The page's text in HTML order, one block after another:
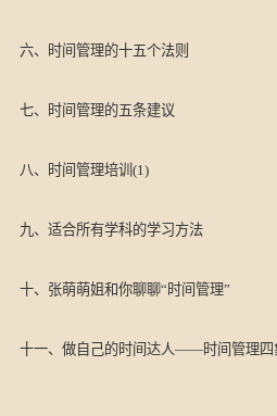
六、时间管理的十五个法则
七、时间管理的五条建议
八、时间管理培训(1)
九、适合所有学科的学习方法
十、张萌萌姐和你聊聊“时间管理”
十一、做自己的时间达人——时间管理四